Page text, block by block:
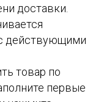
доставки.
действующими
товар по
первые